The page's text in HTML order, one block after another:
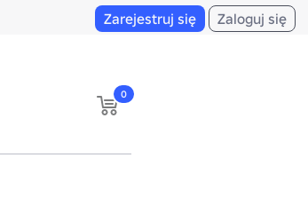
Zarejestruj się Zaloguj się
0